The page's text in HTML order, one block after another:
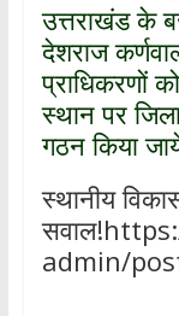
उत्तराखंड के
देशराज
प्राधिकरणों
स्थान पर
गठन किया
स्थानीय
admin/